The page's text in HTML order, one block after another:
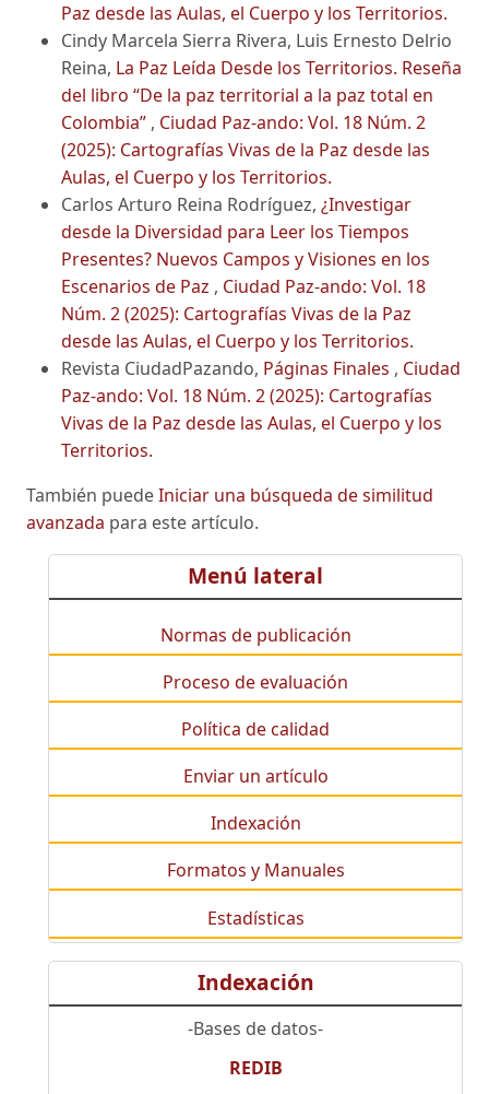
Paz desde las Aulas, el Cuerpo y los Territorios.
Cindy Marcela Sierra Rivera, Luis Ernesto Delrio
Reina, La Paz Leída Desde los Territorios. Reseña
del libro “De la paz territorial a la paz total en
Colombia” , Ciudad Paz-ando: Vol. 18 Núm. 2
(2025): Cartografías Vivas de la Paz desde las
Aulas, el Cuerpo y los Territorios.
Carlos Arturo Reina Rodríguez, ¿Investigar
desde la Diversidad para Leer los Tiempos
Presentes? Nuevos Campos y Visiones en los
Escenarios de Paz , Ciudad Paz-ando: Vol. 18
Núm. 2 (2025): Cartografías Vivas de la Paz
desde las Aulas, el Cuerpo y los Territorios.
Revista CiudadPazando, Páginas Finales , Ciudad
Paz-ando: Vol. 18 Núm. 2 (2025): Cartografías
Vivas de la Paz desde las Aulas, el Cuerpo y los
Territorios.
También puedeIniciar una búsqueda de similitud
avanzada para este artículo.
Menú lateral
Normas de publicación
Proceso de evaluación
Política de calidad
Enviar un artículo
Indexación
Formatos y Manuales
Estadísticas
Indexación
-Bases de datos-
REDIB